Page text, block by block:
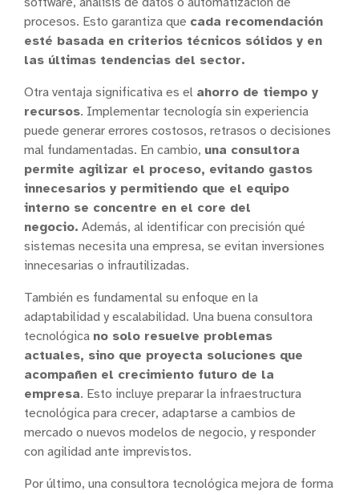
procesos. Esto garantiza que cada recomendación
esté basada en criterios técnicos sólidos y en
las últimas tendencias del sector.
Otra ventaja significativa es el ahorro de tiempo y
recursos. Implementar tecnología sin experiencia
puede generar errores costosos, retrasos o decisiones
mal fundamentadas. En cambio, una consultora
permite agilizar el proceso, evitando gastos
innecesarios y permitiendo que el equipo
interno se concentre en el core del
negocio. Además, al identificar con precisión qué
sistemas necesita una empresa, se evitan inversiones
innecesarias o infrautilizadas.
También es fundamental su enfoque en la
adaptabilidad y escalabilidad. Una buena consultora
tecnológica no solo resuelve problemas
actuales, sino que proyecta soluciones que
acompañen el crecimiento futuro de la
empresa. Esto incluye preparar la infraestructura
tecnológica para crecer, adaptarse a cambios de
mercado o nuevos modelos de negocio, y responder
con agilidad ante imprevistos.
Por último, una consultora tecnológica mejora de forma